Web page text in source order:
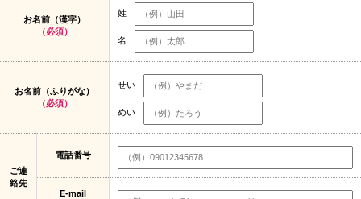
お名前（漢字）
（必須）
姓
名
お名前（ふりがな）
（必須）
せい
めい
ご連
絡先
電話番号
E-mail